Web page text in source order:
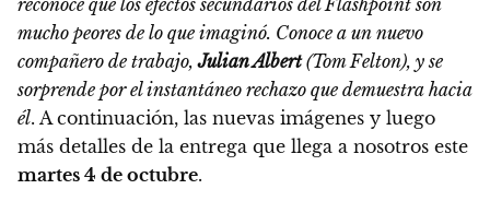
reconoce que los efectos secundarios del Flashpoint son
mucho peores de lo que imaginó. Conoce a un nuevo
compañero de trabajo,Julian Albert(Tom Felton), y se
sorprende por el instantáneo rechazo que demuestra hacia
él. A continuación, las nuevas imágenes y luego
más detalles de la entrega que llega a nosotros este
martes 4 de octubre.